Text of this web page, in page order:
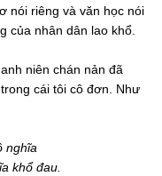
nói riêng và văn học nói
của nhân dân lao khổ.
niên chán nản đã
cái tôi cô đơn. Như
nghĩa
khổ đau.